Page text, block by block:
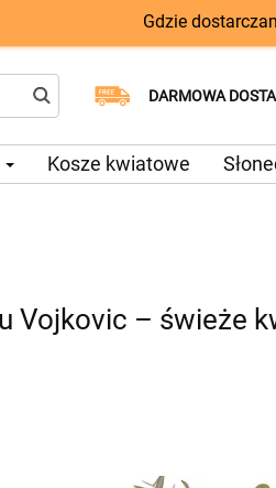
Gdzie
DARMOWA
Dostawa tego
Wybierz datę
Kosze kwiatowe
Vojkovic – świeże